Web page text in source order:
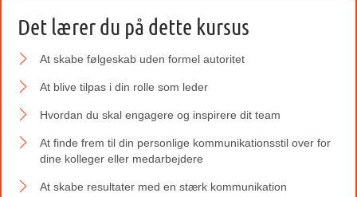
Det lærer du på dette kursus
At skabe følgeskab uden formel autoritet
At blive tilpas i din rolle som leder
Hvordan du skal engagere og inspirere dit team
At finde frem til din personlige kommunikationsstil over for
dine kolleger eller medarbejdere
At skabe resultater med en stærk kommunikation